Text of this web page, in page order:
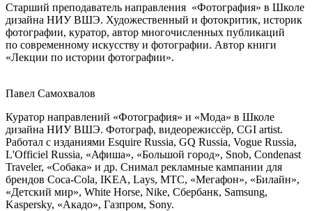
Старший преподаватель направления «Фотография» в Школе
дизайна НИУ ВШЭ. Художественный и фотокритик, историк
фотографии, куратор, автор многочисленных публикаций
по современному искусству и фотографии. Автор книги
«Лекции по истории фотографии».
Павел Самохвалов
Куратор направлений «Фотография» и «Мода» в Школе
дизайна НИУ ВШЭ. Фотограф, видеорежиссёр, CGI artist.
Работал с изданиями Esquire Russia, GQ Russia, Vogue Russia,
L'Officiel Russia, «Афиша», «Большой город», Snob, Condenast
Traveler, «Собака» и др. Снимал рекламные кампании для
брендов Coca-Cola, IKEA, Lays, MTC, «Мегафон», «Билайн»,
«Детский мир», White Horse, Nike, Сбербанк, Samsung,
Kaspersky, «Акадо», Газпром, Sony.